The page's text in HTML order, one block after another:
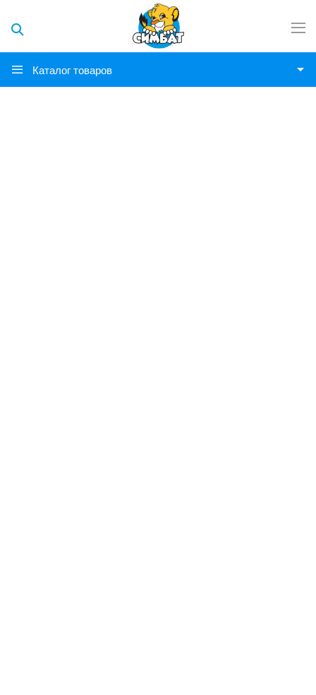
Каталог товаров